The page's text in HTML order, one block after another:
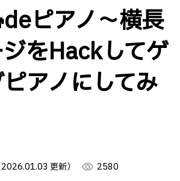
ピアノ〜横長
をHackしてゲ
アノにしてみ
2026.01.03 更新） visibility 2580